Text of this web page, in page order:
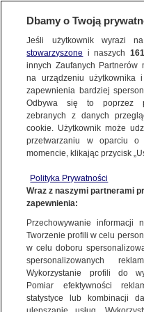
FAKTY | ZOBACZ FAKTY
Nieszczepiony sześciolatek trafił
pamiętał jeszcze, co to za
NAJNOWSZE
ZOBACZ FAKTY
FAKTY PO FAKTACH
FAKTY O ŚWIECIE
WIĘCEJ
KANAŁY
Jedno konto
Dbamy o Twoją
Jeśli użytkownik wyrazi
stowarzyszone i naszych 161
innych Zaufanych Partnerów
na urządzeniu
zapewnienia bardziej
Odbywa się to poprzez
zebranych z danych
cookie. Użytkownik może
przetwarzaniu w oparciu o
momencie, klikając przycisk
Polityka Prywatności
Wraz z naszymi partnerami
zapewnienia:
Przechowywanie
Tworzenie profili w celu
w celu doboru
spersonalizowanych
Wykorzystanie profili do
Pomiar efektywności
statystyce lub kombinacji